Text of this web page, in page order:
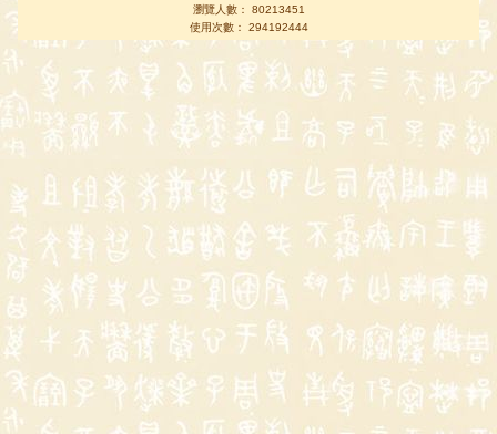
瀏覽人數： 80213451
使用次數： 294192444